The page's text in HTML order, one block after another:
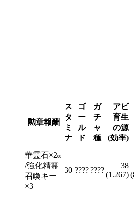
勲章報酬
ス
タ
ミ
ナ
ゴ
ー
ル
ド
ガ
チ
ャ
種
アビ
育生
の源
(効率)
華霊石×200
/強化精霊
召喚キー
×3
30 ????????
38
(1.267)